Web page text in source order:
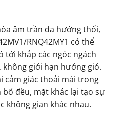
âm trần đa hướng thổi,
RNQ42MY1 có thể
tới khắp các ngóc ngách
giới hạn hướng gió.
cảm giác thoải mái trong
đều, mặt khác lại tạo sự
không gian khác nhau.